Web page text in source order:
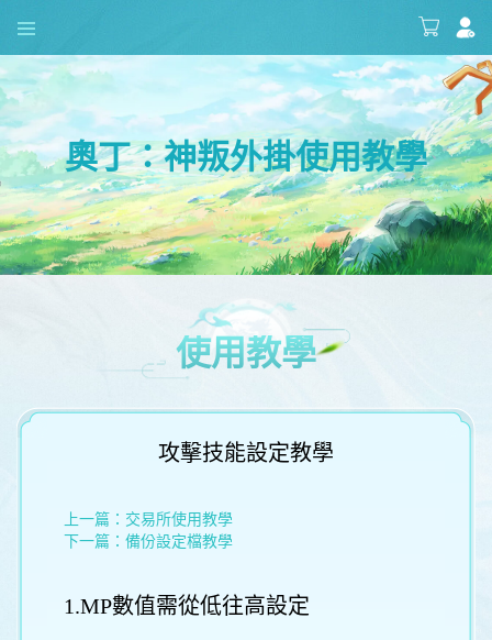
奧丁：神叛外掛使用教學
使用教學
攻擊技能設定教學
上一篇： 交易所使用教學
下一篇： 備份設定檔教學
1.MP數值需從低往高設定